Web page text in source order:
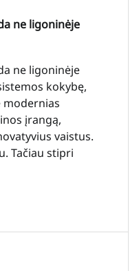
ne ligoninėje
ne ligoninėje
kokybę,
modernias
įrangą,
vaistus.
Tačiau stipri